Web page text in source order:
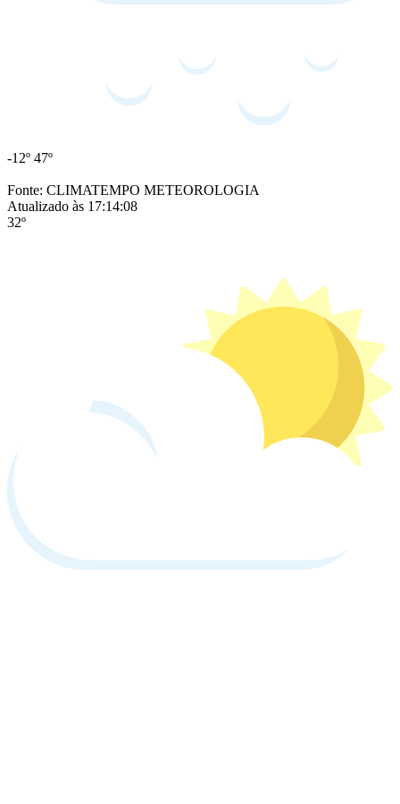
-12º 47º
Fonte: CLIMATEMPO METEOROLOGIA
Atualizado às 17:14:08
32º